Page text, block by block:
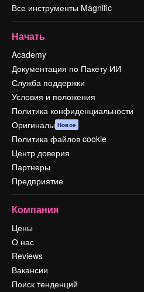
Все инструменты Magnific
Начать
Academy
Документация по Пакету ИИ
Служба поддержки
Условия и положения
Политика конфиденциальности
Оригиналы Новое
Политика файлов cookie
Центр доверия
Партнеры
Предприятие
Компания
Цены
О нас
Reviews
Вакансии
Поиск тенденций